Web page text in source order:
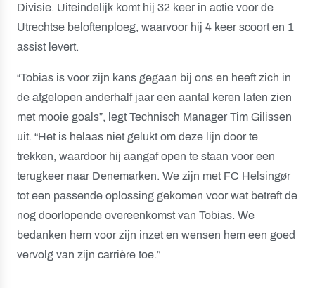
Divisie. Uiteindelijk komt hij 32 keer in actie voor de
Utrechtse beloftenploeg, waarvoor hij 4 keer scoort en 1
assist levert.
“Tobias is voor zijn kans gegaan bij ons en heeft zich in
de afgelopen anderhalf jaar een aantal keren laten zien
met mooie goals”, legt Technisch Manager Tim Gilissen
uit. “Het is helaas niet gelukt om deze lijn door te
trekken, waardoor hij aangaf open te staan voor een
terugkeer naar Denemarken. We zijn met FC Helsingør
tot een passende oplossing gekomen voor wat betreft de
nog doorlopende overeenkomst van Tobias. We
bedanken hem voor zijn inzet en wensen hem een goed
vervolg van zijn carrière toe.”